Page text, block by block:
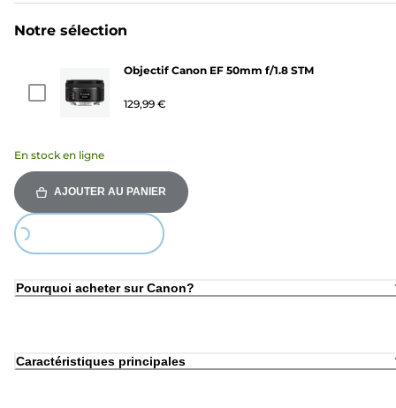
Notre sélection
Objectif Canon EF 50mm f/1.8 STM
129,99 €
En stock en ligne
AJOUTER AU PANIER
Loading...
Pourquoi acheter sur Canon?
Caractéristiques principales